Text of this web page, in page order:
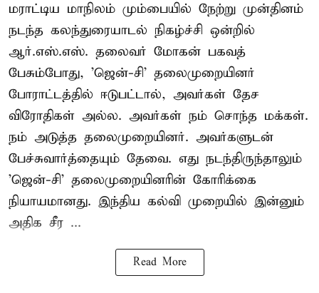
மராட்டிய மாநிலம் மும்பையில் நேற்று முன்தினம்
நடந்த கலந்துரையாடல் நிகழ்ச்சி ஒன்றில்
ஆர்.எஸ்.எஸ். தலைவர் மோகன் பகவத்
பேசும்போது, 'ஜென்-சி' தலைமுறையினர்
போராட்டத்தில் ஈடுபட்டால், அவர்கள் தேச
விரோதிகள் அல்ல. அவர்கள் நம் சொந்த மக்கள்.
நம் அடுத்த தலைமுறையினர். அவர்களுடன்
பேச்சுவார்த்தையும் தேவை. எது நடந்திருந்தாலும்
'ஜென்-சி' தலைமுறையினரின் கோரிக்கை
நியாயமானது. இந்திய கல்வி முறையில் இன்னும்
அதிக சீர ...
Read More